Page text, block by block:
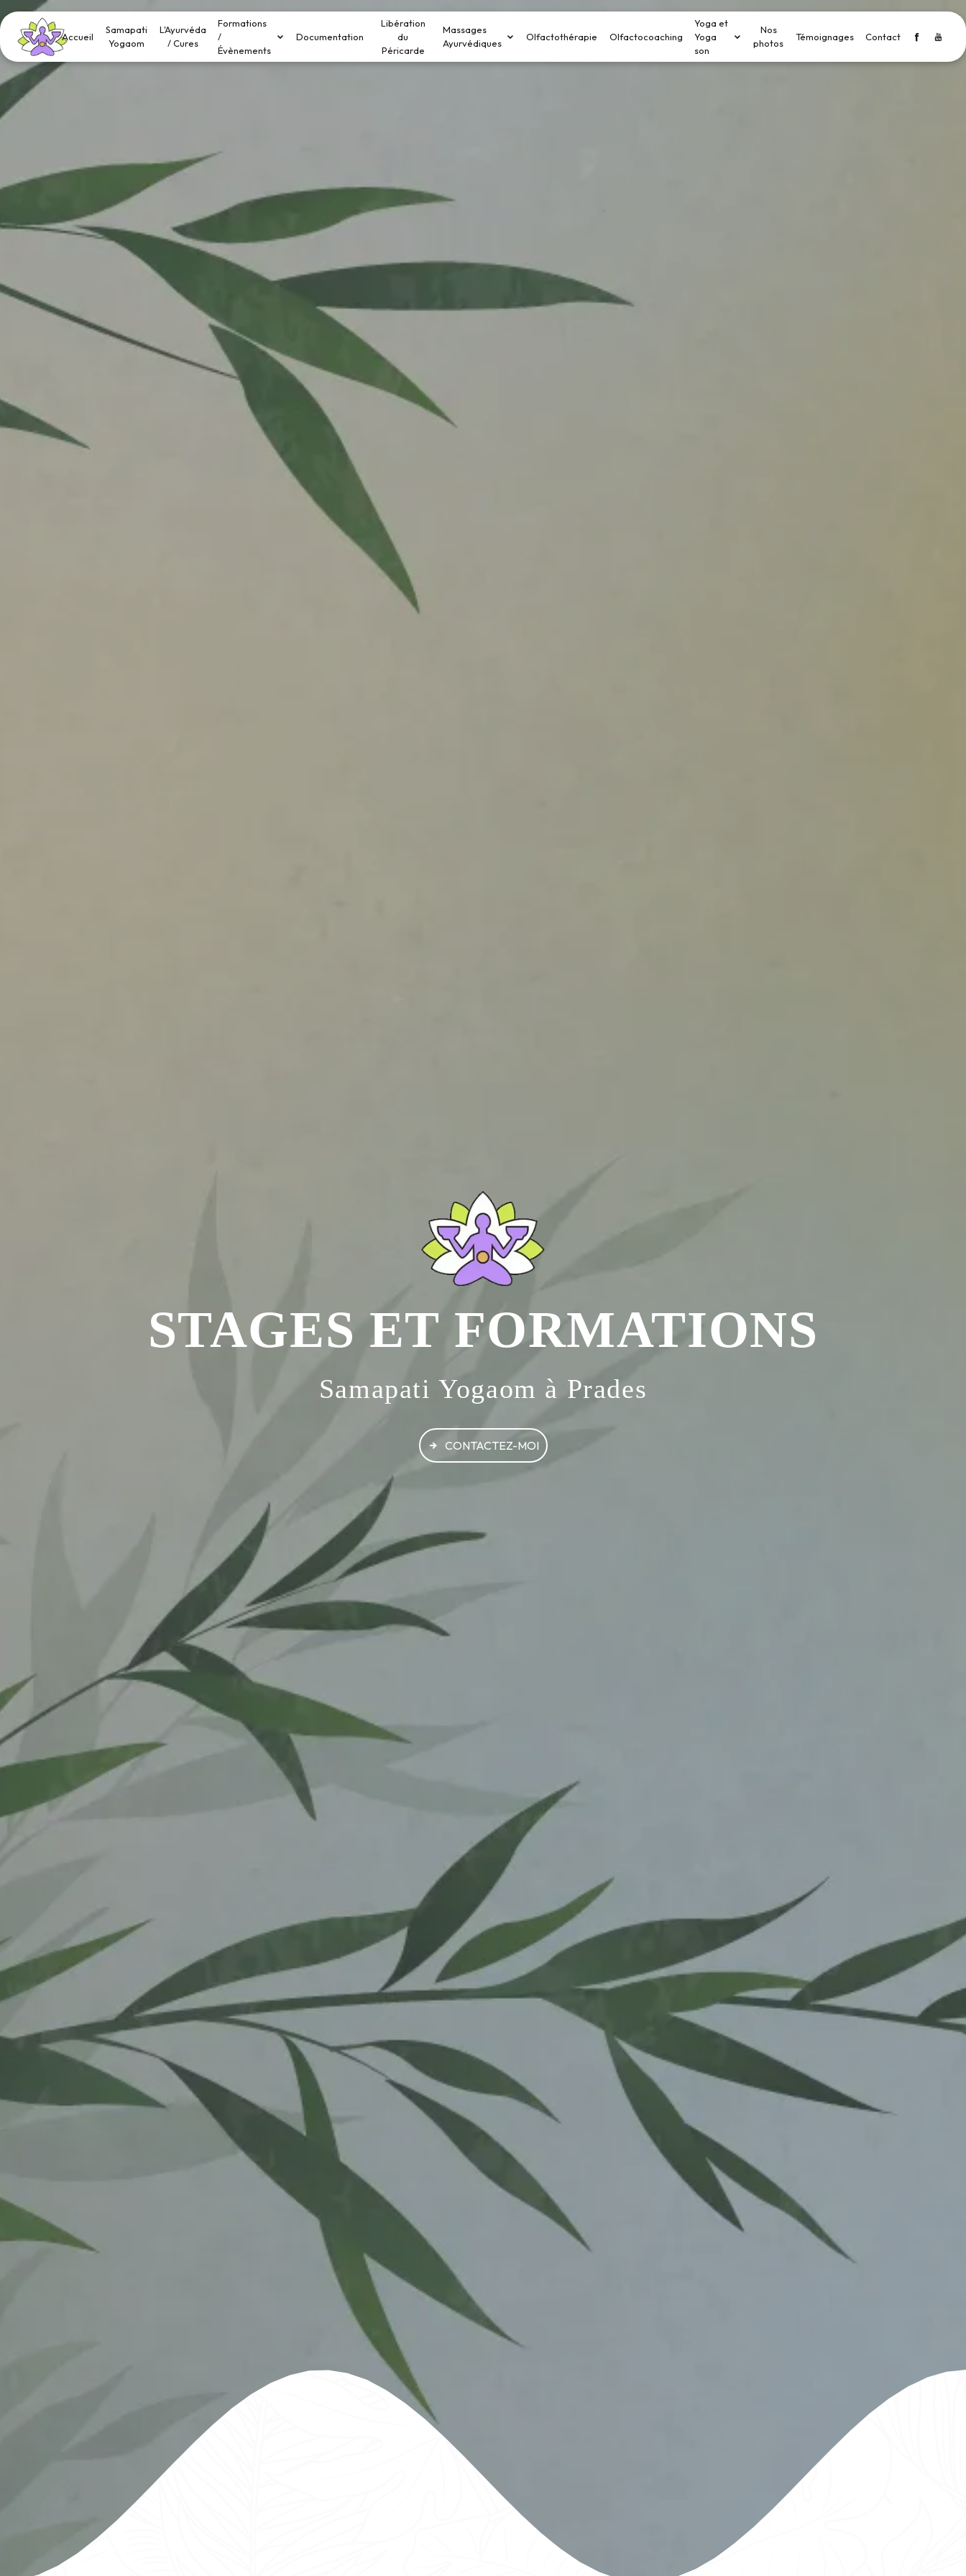
Accueil
Samapati
Yogaom
L'Ayurvéda
/ Cures
Formations
/
Évènements
Documentation
Libération
du
Péricarde
Massages
Ayurvédiques
Olfactothérapie Olfactocoaching
Yoga et
Yoga
son
Nos
photos
Témoignages Contact
STAGES ET FORMATIONS
Samapati Yogaom à Prades
CONTACTEZ-MOI
Panneau de gestion des cookies